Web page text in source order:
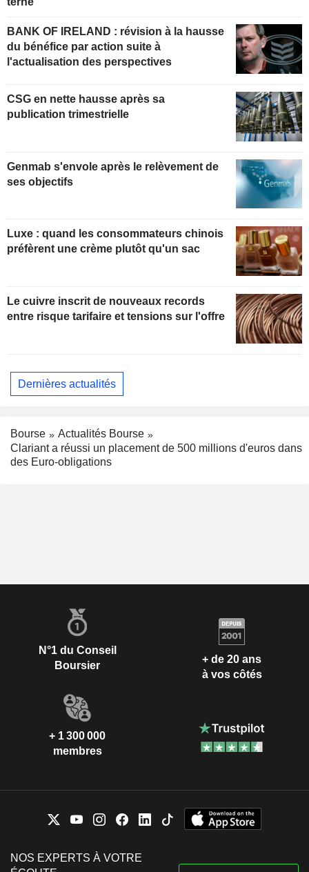
BANK OF IRELAND : révision à la hausse
du bénéfice par action suite à
l'actualisation des perspectives
CSG en nette hausse après sa
publication trimestrielle
Genmab s'envole après le relèvement de
ses objectifs
Luxe : quand les consommateurs chinois
préfèrent une crème plutôt qu'un sac
Le cuivre inscrit de nouveaux records
entre risque tarifaire et tensions sur l'offre
Dernières actualités
Bourse
Actualités Bourse
Clariant a réussi un placement de 500 millions d'euros dans
des Euro-obligations
N°1 du Conseil
Boursier
+ de 20 ans
à vos côtés
+ 1 300 000
membres
NOS EXPERTS À VOTRE